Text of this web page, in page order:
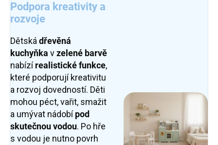
Podpora kreativity a
rozvoje
Dětskádřevěná
kuchyňka vzelené barvě
nabízírealistické funkce,
které podporují kreativitu
a rozvoj dovedností. Děti
mohou péct, vařit, smažit
a umývat nádobípod
skutečnou vodou. Po hře
s vodou je nutno povrh